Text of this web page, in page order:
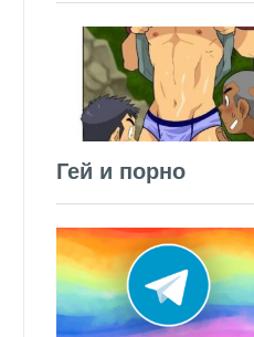
Гей и порно